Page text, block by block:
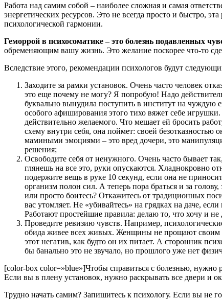
Работа над самим собой – наиболее сложная и самая
энергетических ресурсов. Это не всегда просто и быстро,
психологической гармонии.
Геморрой в психосоматике – это болезнь подавленных
обременяющим вашу жизнь. Это желание поскорее что-то
Вследствие этого, рекомендации психологов будут
Заходите за рамки установок. Очень часто человек
это еще почему не могу? Я попробую! Надо
буквально вынудила поступить в институт на чуждую
особого афиширования этого тихо вяжет себе
действительно желаемого. Что мешает ей бросить
схему внутри себя, она поймет: своей
мамиными эмоциями – это вред дочери, это
решения;
Освободите себя от ненужного. Очень часто бывает
глянешь на все это, руки опускаются. Хладнокровно
подержите вещь в руке 10 секунд, если она не
организм полон сил. А теперь пора браться и за
или просто боитесь? Откажитесь от традиционных
вас утомляет. Не «убивайтесь» на грядках на даче,
Работают простейшие правила: делаю то, что хочу и не
Проведите ревизию чувств. Например,
обида живее всех живых. Женщины не прощают своим
этот негатив, как будто он их питает. А сторонник
бы банально это не звучало, но прошлого уже нет
[color-box color=»blue»]Чтобы справиться с болезнью, нужно
Если вы в плену установок, нужно раскрывать все двери и
Трудно начать самим? Запишитесь к психологу. Если вы не